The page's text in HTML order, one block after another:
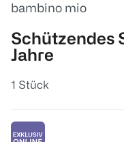
bambino mio
Schützendes
Jahre
1 Stück